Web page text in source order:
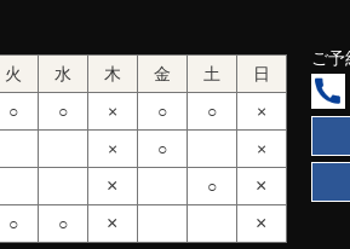
火 水 木 金 土
日
○ ○ × ○ ○
×
× ○
×
× ○ ×
○ ○ × ×
ご